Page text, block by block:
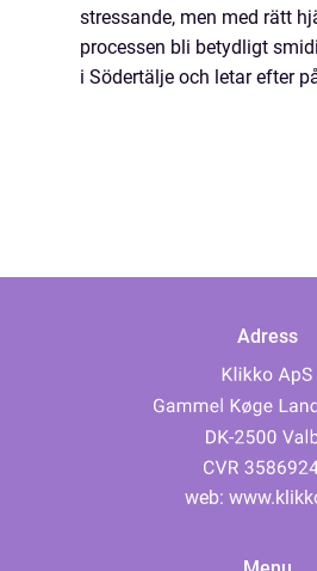
stressande, men med rätt
processen bli betydligt
i Södertälje och letar efter
Adress
web: